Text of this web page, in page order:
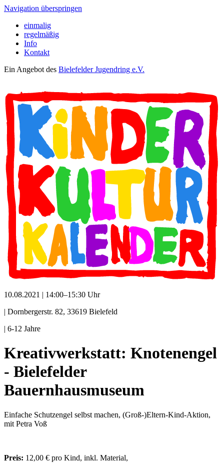
Navigation überspringen
einmalig
regelmäßig
Info
Kontakt
Ein Angebot des Bielefelder Jugendring e.V.
10.08.2021 | 14:00–15:30 Uhr
| Dornbergerstr. 82, 33619 Bielefeld
| 6-12 Jahre
Kreativwerkstatt: Knotenengel
- Bielefelder
Bauernhausmuseum
Einfache Schutzengel selbst machen, (Groß-)Eltern-Kind-Aktion,
mit Petra Voß
Preis: 12,00 € pro Kind, inkl. Material,